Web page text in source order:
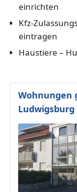
einrichten
Kfz-
eintragen
Haustiere –
Wohnungen
Ludwigsburg